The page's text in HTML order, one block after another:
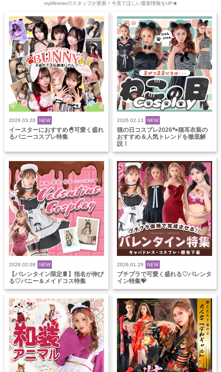
myMinetteのスタッフが更新！今見てほしい最新情報をUP★
2026.03.20 NEW
イースターにおすすめ🐣可愛く盛れ
るバニーコスプレ特集
2026.02.13 NEW
猫の日コスプレ2026🐾猫耳衣装の
おすすめ＆人気トレンドを徹底解
説！
2026.02.09 NEW
【バレンタイン限定🍫】指名が伸び
る♡バニー＆メイドコス特集
2026.01.29 NEW
プチプラで可愛く盛れる♡バレンタ
イン特集💝